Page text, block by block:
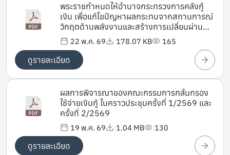
พระราชกำหนดให้อำนาจกระทรวงการคลังกู้
เงิน เพื่อแก้ไขปัญหาผลกระทบจากสถานการณ์
วิกฤตด้านพลังงานและสร้างการเปลี่ยนผ่าน
ด้านพลังงานของประเทศ พ.ศ. 2569
22 พ.ค. 69 178.07 KB 165
ดูรายละเอียด
ผลการพิจารณาของคณะกรรมการกลั่นกรอง
ใช้จ่ายเงินกู้ ในคราวประชุมครั้งที่ 1/2569 และ
ครั้งที่ 2/2569
19 พ.ค. 69 1.04 MB 130
ดูรายละเอียด